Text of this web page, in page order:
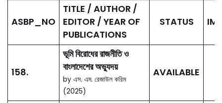
ASBP_NO
TITLE / AUTHOR /
EDITOR / YEAR OF
PUBLICATIONS
STATUS
158.
ভূমি বিরোধের রাজনীতি ও
বাংলাদেশের অভ্যুদয়
by এস. এম. রেজাউল করিম
(2025)
AVAILABLE